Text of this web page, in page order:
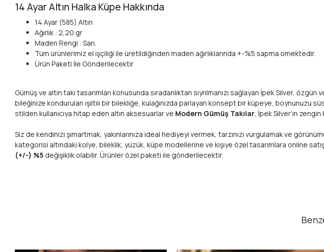
14 Ayar Altın Halka Küpe Hakkında
14 Ayar (585) Altın
Ağırlık : 2,20 gr
Maden Rengi : Sarı.
Tüm ürünlerimiz el işçiliği ile üretildiğinden maden ağırlıklarında +-%5 sapma omektedir.
Ürün Paketi İle Gönderilecektir
Gümüş ve altın takı tasarımları konusunda sıradanlıktan sıyrılmanızı sağlayan İpek Silver,
bileğinize kondurulan ışıltılı bir bilekliğe, kulağınızda parlayan konsept bir küpeye,
stilden kullanıcıya hitap eden altın aksesuarlar ve Modern Gümüş Takılar, İpek Silver’ın
Siz de kendinizi şımartmak, yakınlarınıza ideal hediyeyi vermek, tarzınızı vurgulamak ve
kategorisi altındaki kolye, bileklik, yüzük, küpe modellerine ve kişiye özel tasarımlara online
(+/-) %5 değişiklik olabilir. Ürünler özel paketi ile gönderilecektir.